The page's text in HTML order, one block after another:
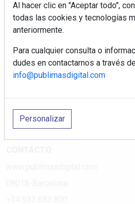
PÁGINAS
Política de Privacidad
Política de Cookies
Aviso Legal
¿Quiénes somos?
Al hacer clic en "Aceptar todo",
todas las cookies y tecnologías
anteriormente.
Para cualquier consulta o
dudes en contactarnos a través
info@publimasdigital.com
Personalizar